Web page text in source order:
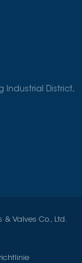
Industrial District,
Valves Co., Ltd.